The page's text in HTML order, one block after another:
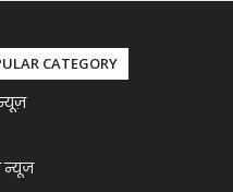
CATEGORY
न्यूज